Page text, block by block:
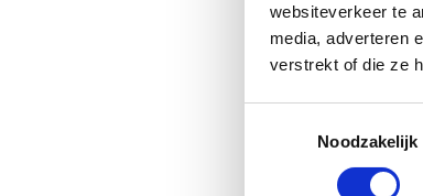
websiteverkeer te
media, adverteren
verstrekt of die ze
Noodzakelijk
Babystraatje.nl
Klik hier en lees